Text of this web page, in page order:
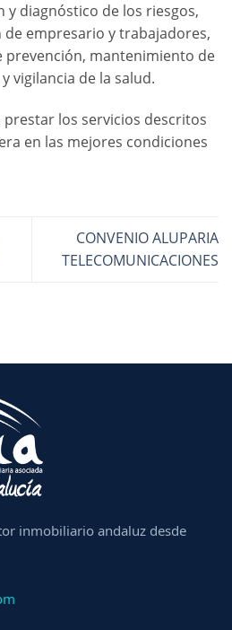
y diagnóstico de los riesgos,
empresario y trabajadores,
prevención, mantenimiento de
vigilancia de la salud.
los servicios descritos
en las mejores condiciones
CONVENIO ALUPARIA
TELECOMUNICACIONES
inmobiliario andaluz desde